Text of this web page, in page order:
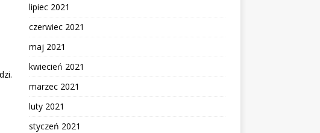
lipiec 2021
czerwiec 2021
maj 2021
kwiecień 2021
marzec 2021
luty 2021
styczeń 2021